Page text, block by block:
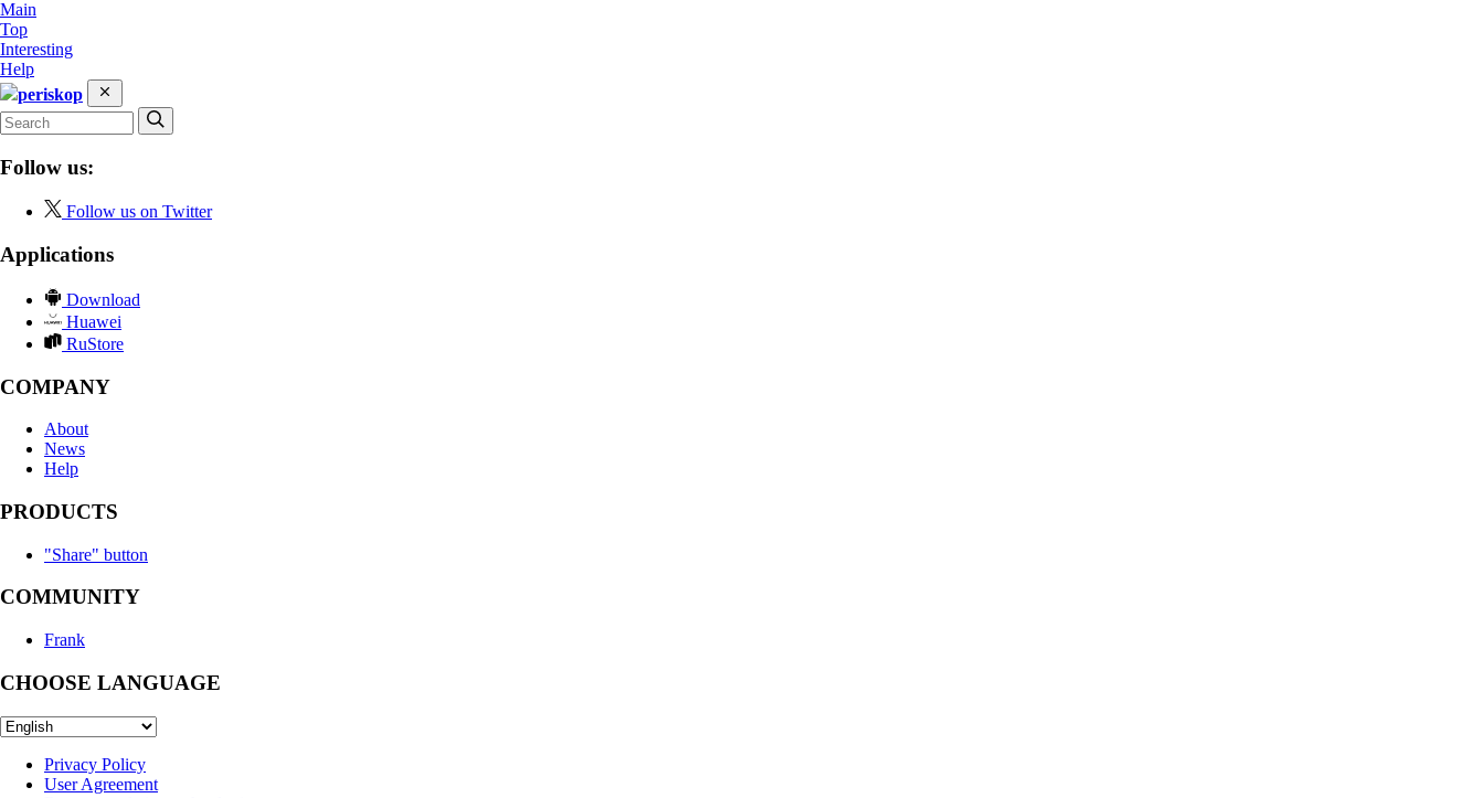
Main
Top
Interesting
Help
periskop
Follow us:
Follow us on Twitter
Applications
Download
Huawei
RuStore
COMPANY
About
News
Help
PRODUCTS
"Share" button
COMMUNITY
Frank
CHOOSE LANGUAGE
Privacy Policy
User Agreement